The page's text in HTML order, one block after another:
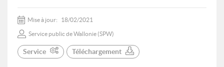
Mise à jour: 18/02/2021
Service public de Wallonie (SPW)
Service Téléchargement